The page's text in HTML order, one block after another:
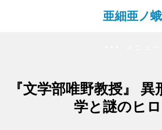
亜細亜ノ蛾
『文学部唯野教授』
学と謎のヒ